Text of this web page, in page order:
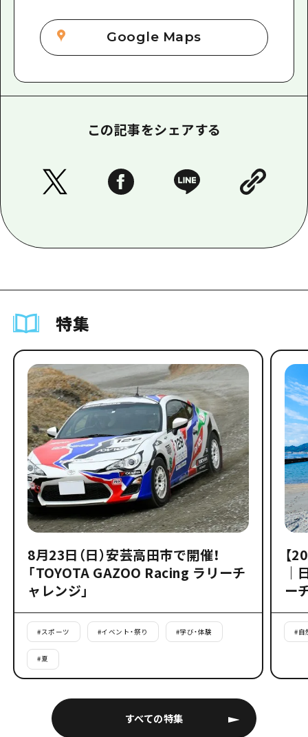
Google Maps
この記事をシェアする
特集
すべての特集
8月23日（日）安芸高田市で開催！
「TOYOTA GAZOO Racing ラリーチ
ャレンジ」
#スポーツ #イベント・祭り #学び・体験
#夏
【
｜
ー
#自